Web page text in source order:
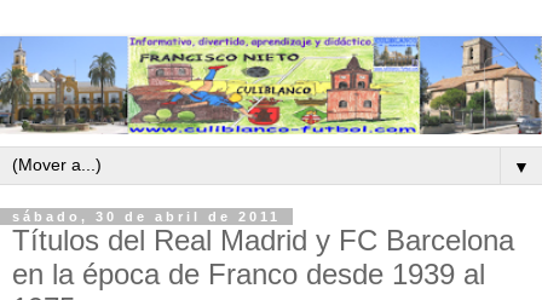
▼
sábado, 30 de abril de 2011
Títulos del Real Madrid y FC Barcelona
en la época de Franco desde 1939 al